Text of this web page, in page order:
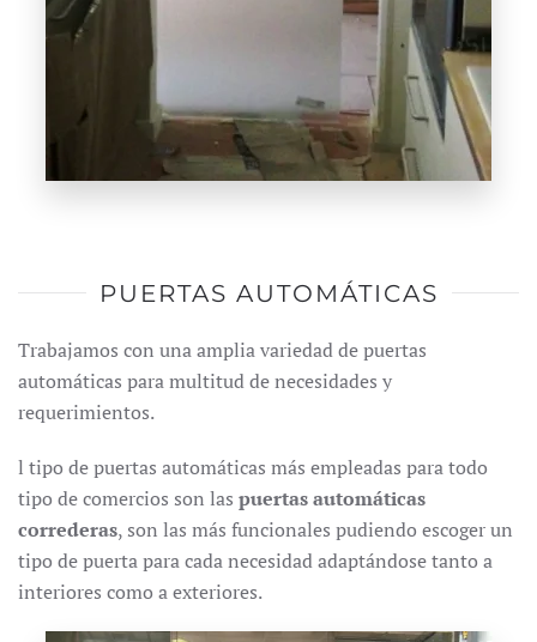
PUERTAS AUTOMÁTICAS
Trabajamos con una amplia variedad de puertas
automáticas para multitud de necesidades y
requerimientos.
l tipo de puertas automáticas más empleadas para todo
tipo de comercios son las puertas automáticas
correderas, son las más funcionales pudiendo escoger un
tipo de puerta para cada necesidad adaptándose tanto a
interiores como a exteriores.